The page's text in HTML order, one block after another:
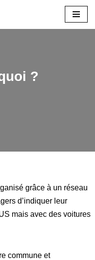
?
grâce à un réseau
d’indiquer leur
mais avec des voitures
commune et